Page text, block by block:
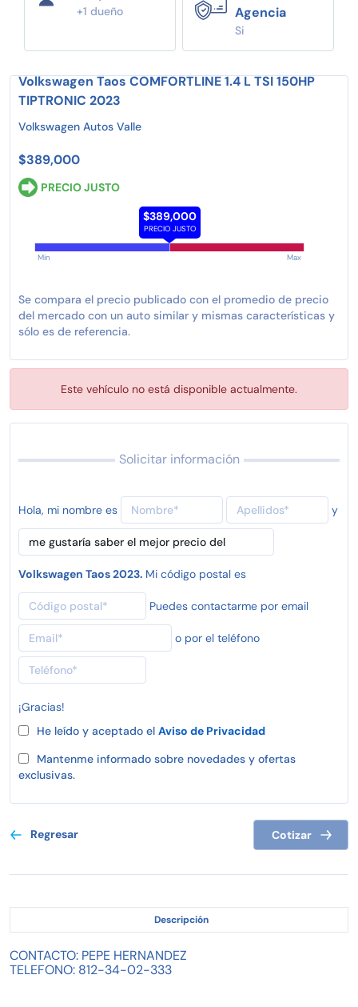
+1 dueño
Agencia
Si
Volkswagen Taos COMFORTLINE 1.4 L TSI 150HP
TIPTRONIC 2023
Volkswagen Autos Valle
$389,000
PRECIO JUSTO
$389,000
PRECIO JUSTO
Min Max
Se compara el precio publicado con el promedio de precio
del mercado con un auto similar y mismas características y
sólo es de referencia.
Este vehículo no está disponible actualmente.
Solicitar información
Hola, mi nombre es y
Volkswagen Taos 2023. Mi código postal es
Puedes contactarme por email
o por el teléfono
¡Gracias!
He leído y aceptado el Aviso de Privacidad
Mantenme informado sobre novedades y ofertas
exclusivas.
Regresar Cotizar
Descripción
CONTACTO: PEPE HERNANDEZ
TELEFONO: 812-34-02-333